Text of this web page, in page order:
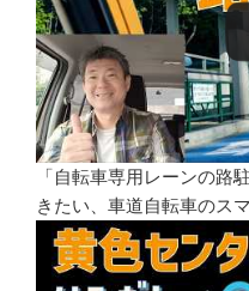
「自転車専用レーンの路
きたい、車道自転車のス